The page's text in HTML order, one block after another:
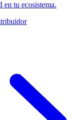
en tu ecosistema.